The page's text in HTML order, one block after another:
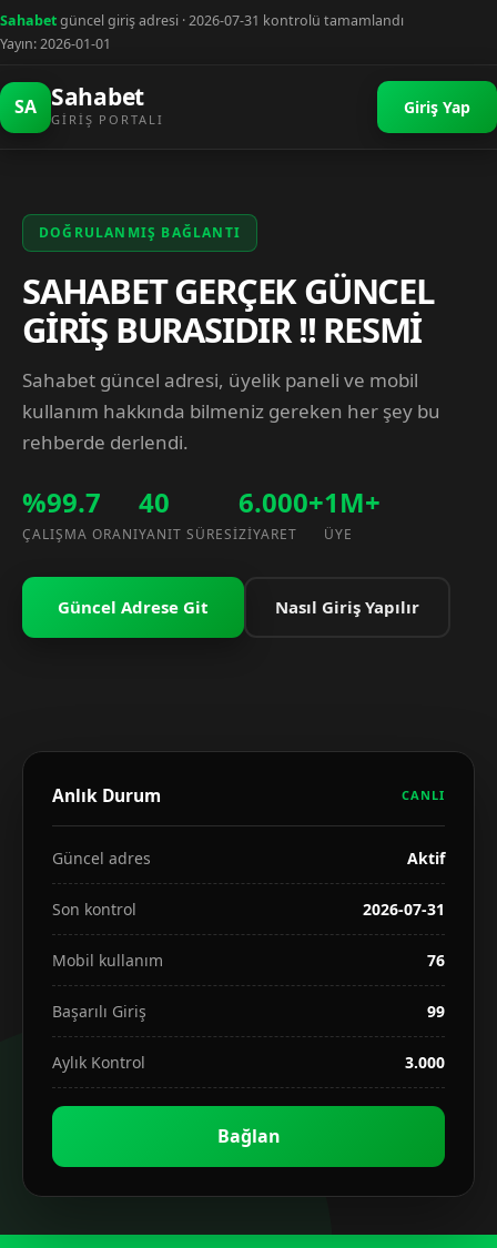
Sahabetgüncel giriş adresi · 2026-07-31 kontrolü tamamlandı
Yayın: 2026-01-01
SA Sahabet
GIRIŞ PORTALI
Giriş Yap
DOĞRULANMIŞ BAĞLANTI
SAHABET GERÇEK GÜNCEL
GİRİŞ BURASIDIR !! RESMİ
Sahabet güncel adresi, üyelik paneli ve mobil
kullanım hakkında bilmeniz gereken her şey bu
rehberde derlendi.
%99.7
ÇALIŞMA ORANI
40
YANIT SÜRESI
6.000+
ZIYARET
1M+
ÜYE
Güncel Adrese Git Nasıl Giriş Yapılır
Anlık Durum CANLI
Güncel adres Aktif
Son kontrol 2026-07-31
Mobil kullanım 76
Başarılı Giriş 99
Aylık Kontrol 3.000
Bağlan